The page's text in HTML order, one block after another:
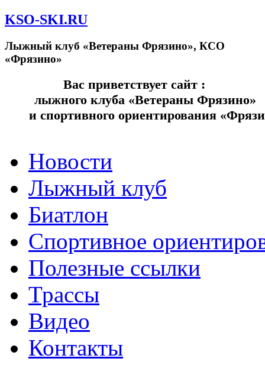
KSO-SKI.RU
Лыжный клуб «Ветераны Фрязино», КСО
«Фрязино»
Вас приветствует
лыжного клуба «Ветераны Фрязино»
и спортивного ориентирования
Новости
Лыжный клуб
Биатлон
Спортивное
Полезные ссылки
Трассы
Видео
Контакты